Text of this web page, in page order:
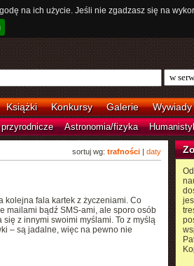
na ich użycie. Jeśli nie zgadzasz się na
Książki Konkursy Galerie Wywiady
Astronomia/fizyka
sortuj wg: trafności| daty
kolejna fala kartek z życzeniami. Co
mailami bądź SMS-ami, ale sporo osób
z innymi swoimi myślami. To z myślą
– są jadalne, więc na pewno nie